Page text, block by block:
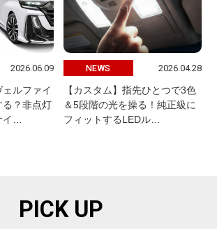
2026.06.09
ェルファイ
る？非点灯
イ…
NEWS 2026.04.28
【カスタム】指先ひとつで3色
＆5段階の光を操る！純正級に
フィットするLEDル…
PICK UP